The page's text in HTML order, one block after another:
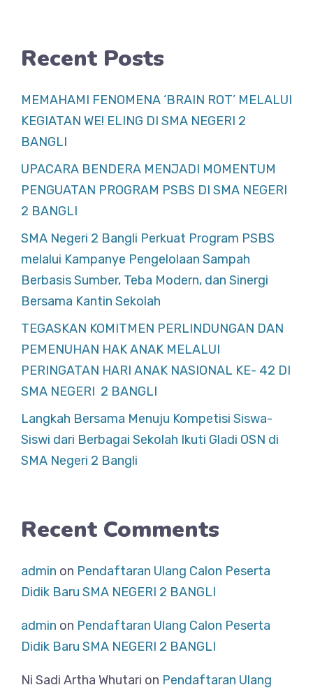
Recent Posts
MEMAHAMI FENOMENA ‘BRAIN ROT’ MELALUI
KEGIATAN WE! ELING DI SMA NEGERI 2
BANGLI
UPACARA BENDERA MENJADI MOMENTUM
PENGUATAN PROGRAM PSBS DI SMA NEGERI
2 BANGLI
SMA Negeri 2 Bangli Perkuat Program PSBS
melalui Kampanye Pengelolaan Sampah
Berbasis Sumber, Teba Modern, dan Sinergi
Bersama Kantin Sekolah
TEGASKAN KOMITMEN PERLINDUNGAN DAN
PEMENUHAN HAK ANAK MELALUI
PERINGATAN HARI ANAK NASIONAL KE- 42 DI
SMA NEGERI 2 BANGLI
Langkah Bersama Menuju Kompetisi Siswa-
Siswi dari Berbagai Sekolah Ikuti Gladi OSN di
SMA Negeri 2 Bangli
Recent Comments
admin on Pendaftaran Ulang Calon Peserta
Didik Baru SMA NEGERI 2 BANGLI
admin on Pendaftaran Ulang Calon Peserta
Didik Baru SMA NEGERI 2 BANGLI
Ni Sadi Artha Whutari on Pendaftaran Ulang